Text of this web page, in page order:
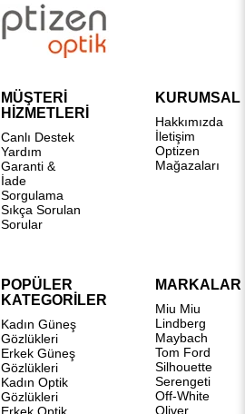
MÜŞTERİ
HİZMETLERİ
Canlı Destek
Yardım
Garanti &
İade
Sorgulama
Sıkça Sorulan
Sorular
KURUMSAL
Hakkımızda
İletişim
Optizen
Mağazaları
POPÜLER
KATEGORİLER
Kadın Güneş
Gözlükleri
Erkek Güneş
Gözlükleri
Kadın Optik
Gözlükleri
MARKALAR
Miu Miu
Lindberg
Maybach
Tom Ford
Silhouette
Serengeti
Off-White
Oliver